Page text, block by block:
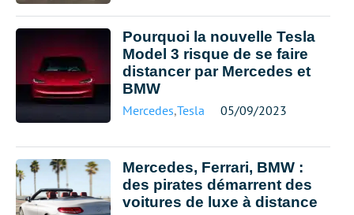
Pourquoi la nouvelle Tesla
Model 3 risque de se faire
distancer par Mercedes et
BMW
Mercedes,Tesla 05/09/2023
Mercedes, Ferrari, BMW :
des pirates démarrent des
voitures de luxe à distance